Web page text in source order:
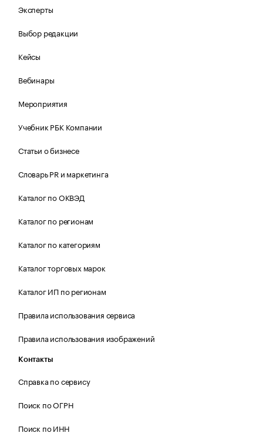
Эксперты
Выбор редакции
Кейсы
Вебинары
Мероприятия
Учебник РБК Компании
Статьи о бизнесе
Словарь PR и маркетинга
Каталог по ОКВЭД
Каталог по регионам
Каталог по категориям
Каталог торговых марок
Каталог ИП по регионам
Правила использования сервиса
Правила использования изображений
Контакты
Справка по сервису
Поиск по ОГРН
Поиск по ИНН